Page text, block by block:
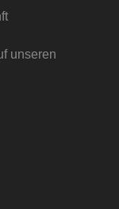
unseren